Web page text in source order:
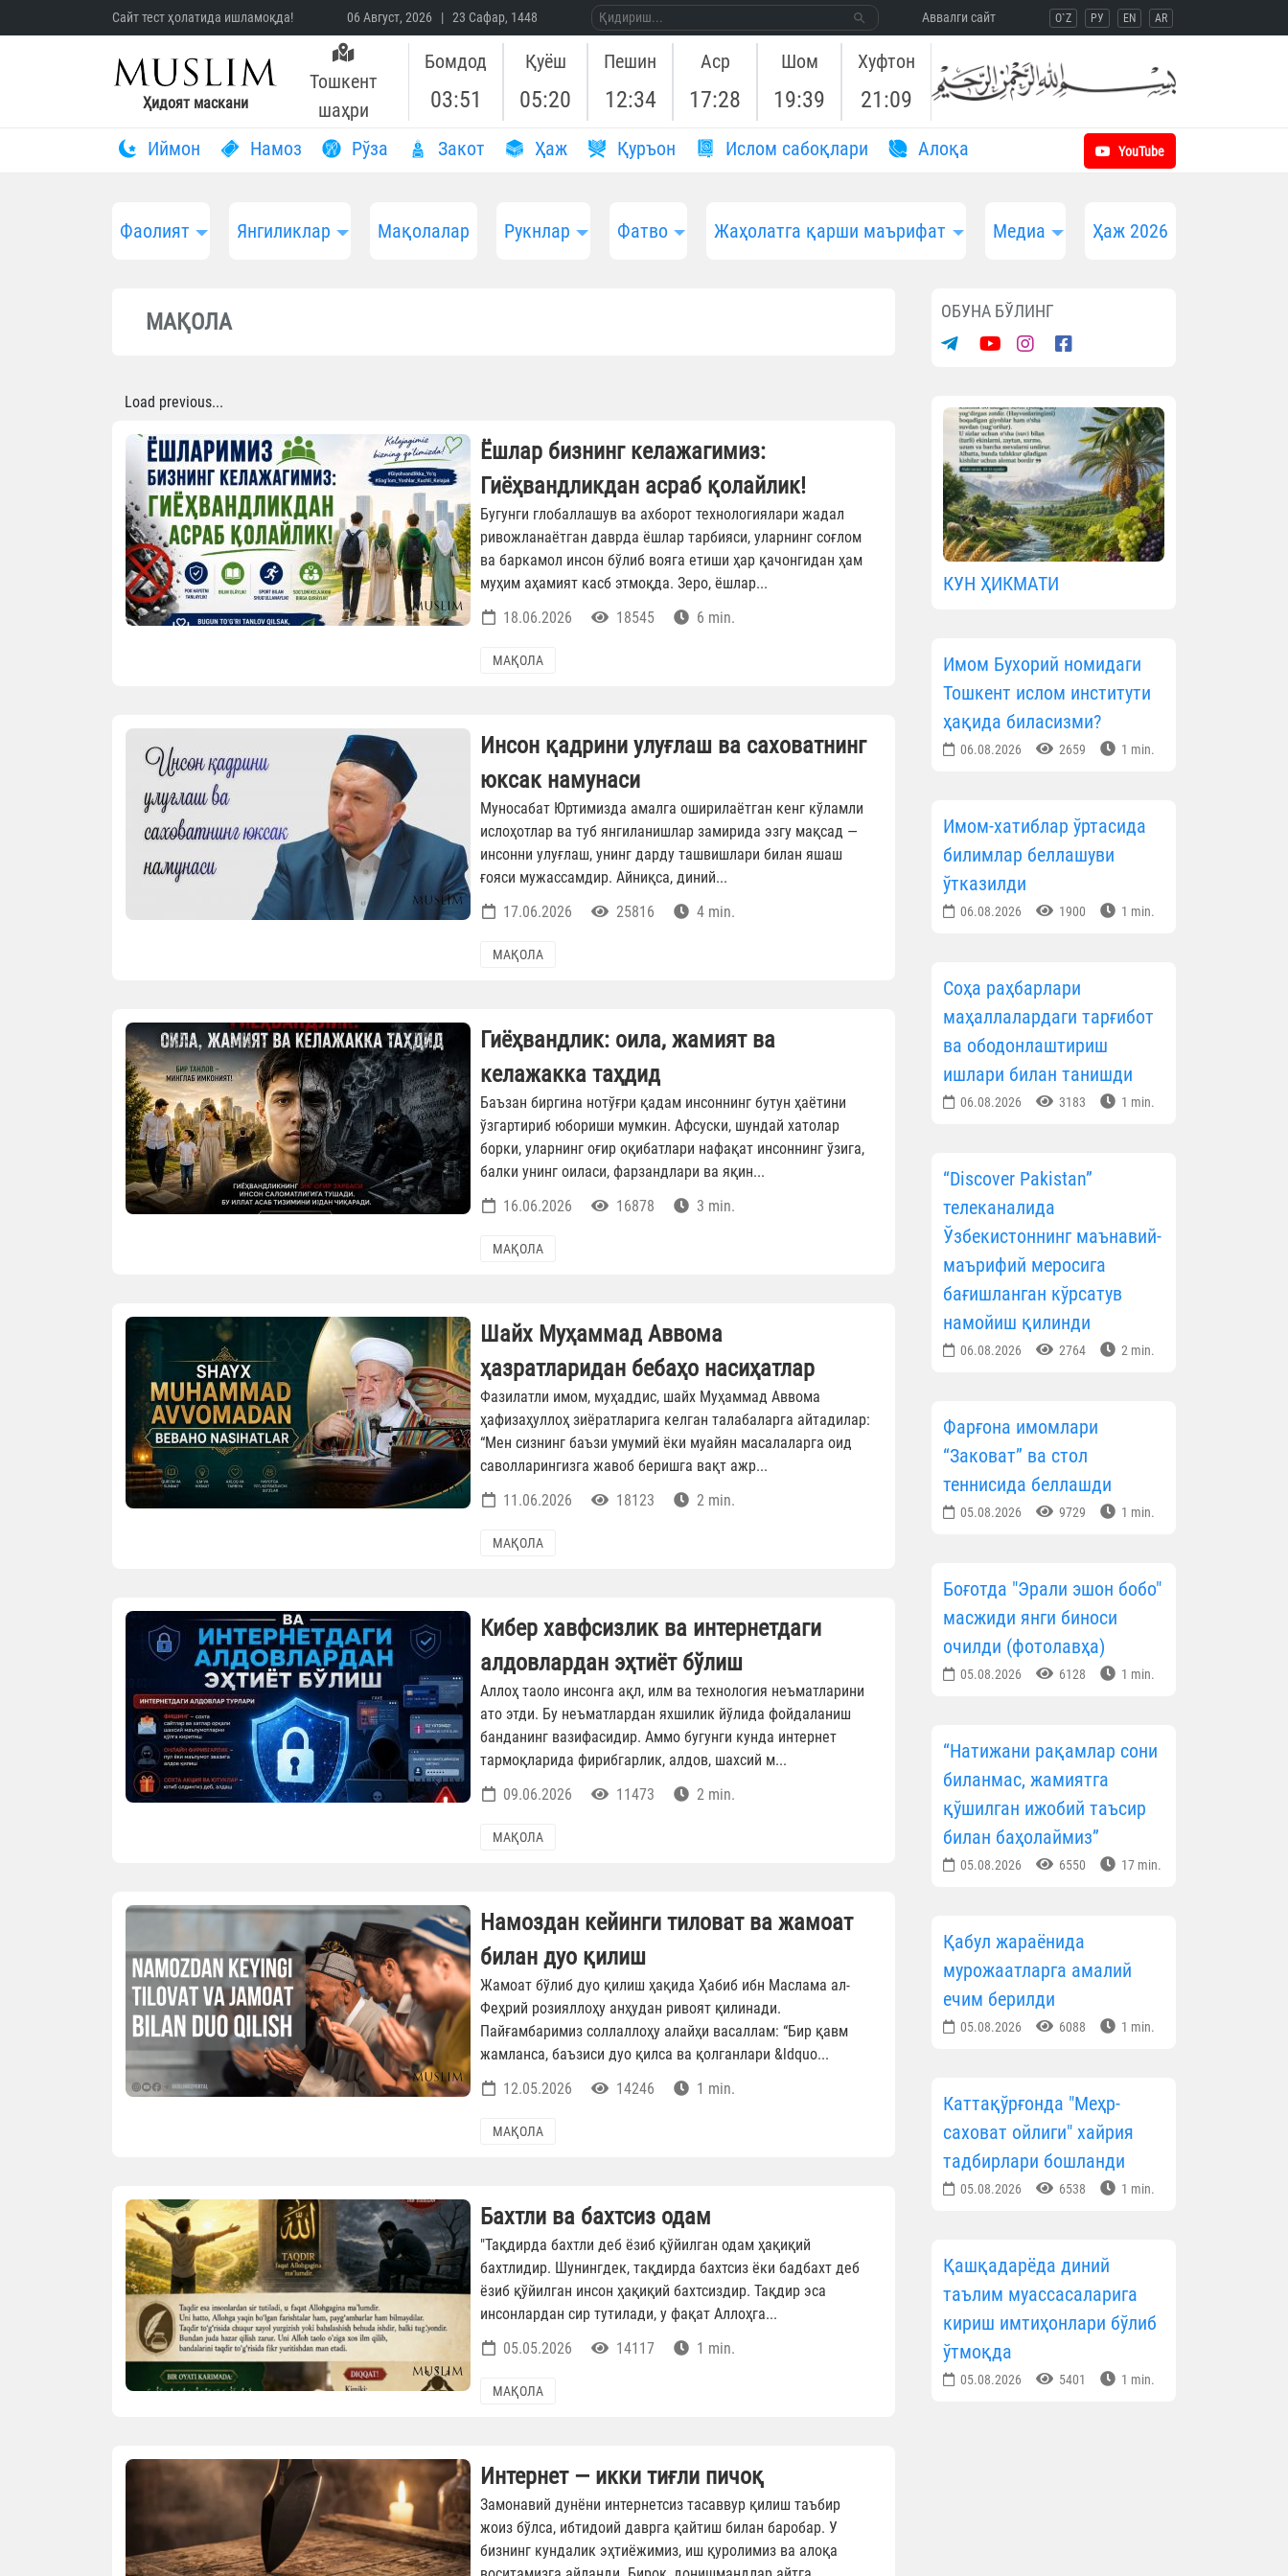
Сайт тест ҳолатида ишламоқда! 06 Август, 2026 | 23 Сафар, 1448 Aввалги сайт O`Z РУ EN AR
Ҳидоят маскани
Тошкент
шаҳри
Бомдод
03:51
Қуёш
05:20
Пешин
12:34
Аср
17:28
Шом
19:39
Хуфтон
21:09
Иймон Намоз Рўза Закот Ҳаж Қуръон Ислом сабоқлари Aлоқа YouTube
Фаолият Янгиликлар Мақолалар Рукнлар Фатво Жаҳолатга қарши маърифат Медиа Ҳаж 2026
МАҚОЛА
Load previous...
Ёшлар бизнинг келажагимиз:
Гиёҳвандликдан асраб қолайлик!
Бугунги глобаллашув ва ахборот технологиялари жадал
ривожланаётган даврда ёшлар тарбияси, уларнинг соғлом
ва баркамол инсон бўлиб вояга етиши ҳар қачонгидан ҳам
муҳим аҳамият касб этмоқда. Зеро, ёшлар...
18.06.2026
18545 6 min.
МАҚОЛА
Инсон қадрини улуғлаш ва саховатнинг
юксак намунаси
Муносабат Юртимизда амалга оширилаётган кенг кўламли
ислоҳотлар ва туб янгиланишлар замирида эзгу мақсад —
инсонни улуғлаш, унинг дарду ташвишлари билан яшаш
ғояси мужассамдир. Айниқса, диний...
17.06.2026
25816 4 min.
МАҚОЛА
Гиёҳвандлик: оила, жамият ва
келажакка таҳдид
Баъзан биргина нотўғри қадам инсоннинг бутун ҳаётини
ўзгартириб юбориши мумкин. Афсуски, шундай хатолар
борки, уларнинг оғир оқибатлари нафақат инсоннинг ўзига,
балки унинг оиласи, фарзандлари ва яқин...
16.06.2026
16878 3 min.
МАҚОЛА
Шайх Муҳаммад Аввома
ҳазратларидан бебаҳо насиҳатлар
Фазилатли имом, муҳаддис, шайх Муҳаммад Аввома
ҳафизаҳуллоҳ зиёратларига келган талабаларга айтадилар:
“Мен сизнинг баъзи умумий ёки муайян масалаларга оид
саволларингизга жавоб беришга вақт ажр...
11.06.2026
18123 2 min.
МАҚОЛА
Кибер хавфсизлик ва интернетдаги
алдовлардан эҳтиёт бўлиш
Аллоҳ таоло инсонга ақл, илм ва технология неъматларини
ато этди. Бу неъматлардан яхшилик йўлида фойдаланиш
банданинг вазифасидир. Аммо бугунги кунда интернет
тармоқларида фирибгарлик, алдов, шахсий м...
09.06.2026
11473 2 min.
МАҚОЛА
Намоздан кейинги тиловат ва жамоат
билан дуо қилиш
Жамоат бўлиб дуо қилиш ҳақида Ҳабиб ибн Маслама ал-
Феҳрий розияллоҳу анҳудан ривоят қилинади.
Пайғамбаримиз соллаллоҳу алайҳи васаллам: “Бир қавм
жамланса, баъзиси дуо қилса ва қолганлари &ldquo...
12.05.2026
14246 1 min.
МАҚОЛА
Бахтли ва бахтсиз одам
"Тақдирда бахтли деб ёзиб қўйилган одам ҳақиқий
бахтлидир. Шунингдек, тақдирда бахтсиз ёки бадбахт деб
ёзиб қўйилган инсон ҳақиқий бахтсиздир. Тақдир эса
инсонлардан сир тутилади, у фақат Аллоҳга...
05.05.2026
14117 1 min.
МАҚОЛА
Интернет — икки тиғли пичоқ
Замонавий дунёни интернетсиз тасаввур қилиш таъбир
жоиз бўлса, ибтидоий даврга қайтиш билан баробар. У
бизнинг кундалик эҳтиёжимиз, иш қуролимиз ва алоқа
ОБУНА БЎЛИНГ
КУН ҲИКМАТИ
Имом Бухорий номидаги
Тошкент ислом институти
ҳақида биласизми?
06.08.2026 2659 1 min.
Имом-хатиблар ўртасида
билимлар беллашуви
ўтказилди
06.08.2026 1900 1 min.
Соҳа раҳбарлари
маҳаллалардаги тарғибот
ва ободонлаштириш
ишлари билан танишди
06.08.2026 3183 1 min.
“Discover Pakistan”
телеканалида
Ўзбекистоннинг маънавий-
маърифий меросига
бағишланган кўрсатув
намойиш қилинди
06.08.2026 2764 2 min.
Фарғона имомлари
“Заковат” ва стол
теннисида беллашди
05.08.2026 9729 1 min.
Боғотда "Эрали эшон бобо"
масжиди янги биноси
очилди (фотолавҳа)
05.08.2026 6128 1 min.
“Натижани рақамлар сони
биланмас, жамиятга
қўшилган ижобий таъсир
билан баҳолаймиз”
05.08.2026 6550 17 min.
Қабул жараёнида
мурожаатларга амалий
ечим берилди
05.08.2026 6088 1 min.
Каттақўрғонда "Меҳр-
саховат ойлиги" хайрия
тадбирлари бошланди
05.08.2026 6538 1 min.
Қашқадарёда диний
таълим муассасаларига
кириш имтиҳонлари бўлиб
ўтмоқда
05.08.2026 5401 1 min.